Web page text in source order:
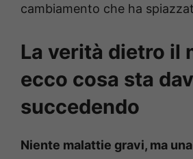
cambiamento che ha
La verità dietro il
ecco cosa sta
succedendo
Niente malattie gravi, ma